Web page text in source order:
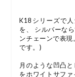
K18シリーズで
を、 シルバーな
ンチェーンで表
です。)
月のような凹凸
をホワイトサフ